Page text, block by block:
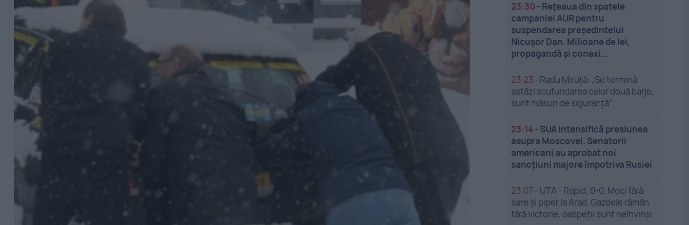
23:30 - Rețeaua din spatele
campaniei AUR pentru
suspendarea președintelui
Nicușor Dan. Milioane de lei,
propagandă și conexi...
23:23 - Radu Miruță: „Se termină
astăzi scufundarea celor două barje,
sunt măsuri de siguranţă”
23:14- SUA intensifică presiunea
asupra Moscovei. Senatorii
americani au aprobat noi
sancțiuni majore împotriva Rusiei
23:07 - UTA - Rapid, 0-0. Meci fără
sare și piper la Arad. Gazdele rămân
fără victorie, oaspeții sunt neînvinși